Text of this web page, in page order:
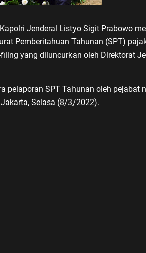
Kapolri Jenderal Listyo Sigit Prabowo
Pemberitahuan Tahunan (SPT)
yang diluncurkan oleh Direktorat
pelaporan SPT Tahunan oleh pejabat
Selasa (8/3/2022).